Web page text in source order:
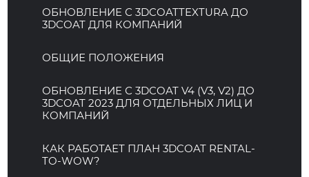
ОБНОВЛЕНИЕ С 3DCOATTEXTURA ДО
3DCOAT ДЛЯ КОМПАНИЙ
ОБЩИЕ ПОЛОЖЕНИЯ
ОБНОВЛЕНИЕ С 3DCOAT V4 (V3, V2) ДО
3DCOAT 2023 ДЛЯ ОТДЕЛЬНЫХ ЛИЦ И
КОМПАНИЙ
КАК РАБОТАЕТ ПЛАН 3DCOAT RENTAL-
TO-WOW?